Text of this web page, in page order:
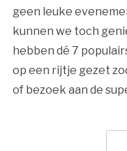
geen leuke
kunnen we toch
hebben dé 7
op een rijtje gezet
of bezoek aan de